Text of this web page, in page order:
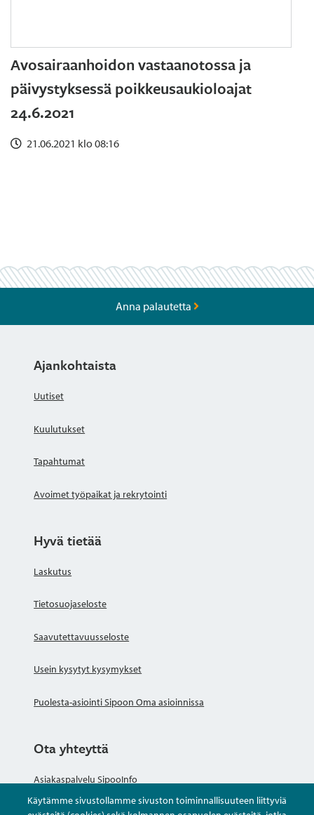
Avosairaanhoidon vastaanotossa ja
päivystyksessä poikkeusaukioloajat
24.6.2021
21.06.2021 klo 08:16
Käytämme sivustollamme sivuston toiminnallisuuteen liittyviä
Anna palautetta
Ajankohtaista
Uutiset
Kuulutukset
Tapahtumat
Avoimet työpaikat ja rekrytointi
Hyvä tietää
Laskutus
Tietosuojaseloste
Saavutettavuusseloste
Usein kysytyt kysymykset
Puolesta-asiointi Sipoon Oma asioinnissa
Ota yhteyttä
Asiakaspalvelu SipooInfo
Anna palautetta nimettömästi